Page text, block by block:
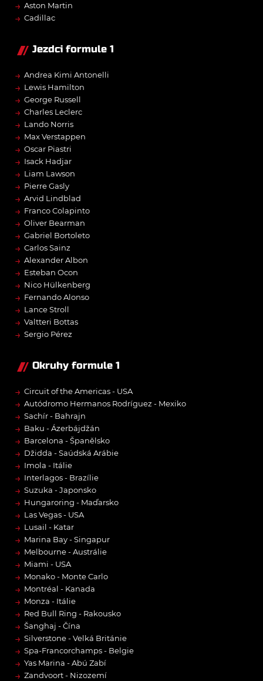
→ Aston Martin
→ Cadillac
Jezdci formule 1
→ Andrea Kimi Antonelli
→ Lewis Hamilton
→ George Russell
→ Charles Leclerc
→ Lando Norris
→ Max Verstappen
→ Oscar Piastri
→ Isack Hadjar
→ Liam Lawson
→ Pierre Gasly
→ Arvid Lindblad
→ Franco Colapinto
→ Oliver Bearman
→ Gabriel Bortoleto
→ Carlos Sainz
→ Alexander Albon
→ Esteban Ocon
→ Nico Hülkenberg
→ Fernando Alonso
→ Lance Stroll
→ Valtteri Bottas
→ Sergio Pérez
Okruhy formule 1
→ Circuit of the Americas - USA
→ Autódromo Hermanos Rodríguez - Mexiko
→ Sachír - Bahrajn
→ Baku - Ázerbájdžán
→ Barcelona - Španělsko
→ Džidda - Saúdská Arábie
→ Imola - Itálie
→ Interlagos - Brazílie
→ Suzuka - Japonsko
→ Hungaroring - Maďarsko
→ Las Vegas - USA
→ Lusail - Katar
→ Marina Bay - Singapur
→ Melbourne - Austrálie
→ Miami - USA
→ Monako - Monte Carlo
→ Montréal - Kanada
→ Monza - Itálie
→ Red Bull Ring - Rakousko
→ Šanghaj - Čína
→ Silverstone - Velká Británie
→ Spa-Francorchamps - Belgie
→ Yas Marina - Abú Zabí
→ Zandvoort - Nizozemí